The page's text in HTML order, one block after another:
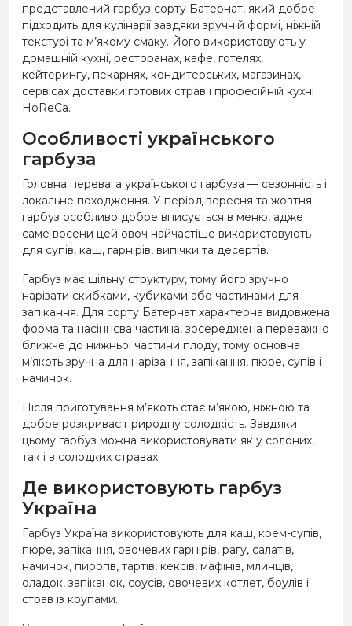
представлений гарбуз сорту Батернат, який добре
підходить для кулінарії завдяки зручній формі, ніжній
текстурі та м’якому смаку. Його використовують у
домашній кухні, ресторанах, кафе, готелях,
кейтерингу, пекарнях, кондитерських, магазинах,
сервісах доставки готових страв і професійній кухні
HoReCa.
Особливості українського
гарбуза
Головна перевага українського гарбуза — сезонність і
локальне походження. У період вересня та жовтня
гарбуз особливо добре вписується в меню, адже
саме восени цей овоч найчастіше використовують
для супів, каш, гарнірів, випічки та десертів.
Гарбуз має щільну структуру, тому його зручно
нарізати скибками, кубиками або частинами для
запікання. Для сорту Батернат характерна видовжена
форма та насіннєва частина, зосереджена переважно
ближче до нижньої частини плоду, тому основна
м’якоть зручна для нарізання, запікання, пюре, супів і
начинок.
Після приготування м’якоть стає м’якою, ніжною та
добре розкриває природну солодкість. Завдяки
цьому гарбуз можна використовувати як у солоних,
так і в солодких стравах.
Де використовують гарбуз
Україна
Гарбуз Україна використовують для каш, крем-супів,
пюре, запікання, овочевих гарнірів, рагу, салатів,
начинок, пирогів, тартів, кексів, мафінів, млинців,
оладок, запіканок, соусів, овочевих котлет, боулів і
страв із крупами.